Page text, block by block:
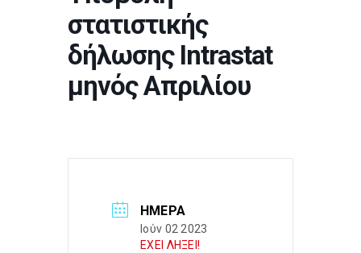
στατιστικής
δήλωσης Intrastat
μηνός Απριλίου
ΗΜΈΡΑ
Ιούν 02 2023
ΕΧΕΙ ΛΗΞΕΙ!